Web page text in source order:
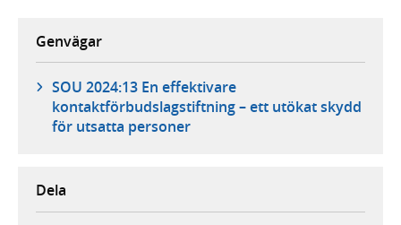
Genvägar
SOU 2024:13 En effektivare
kontaktförbudslagstiftning – ett utökat skydd
för utsatta personer
Dela